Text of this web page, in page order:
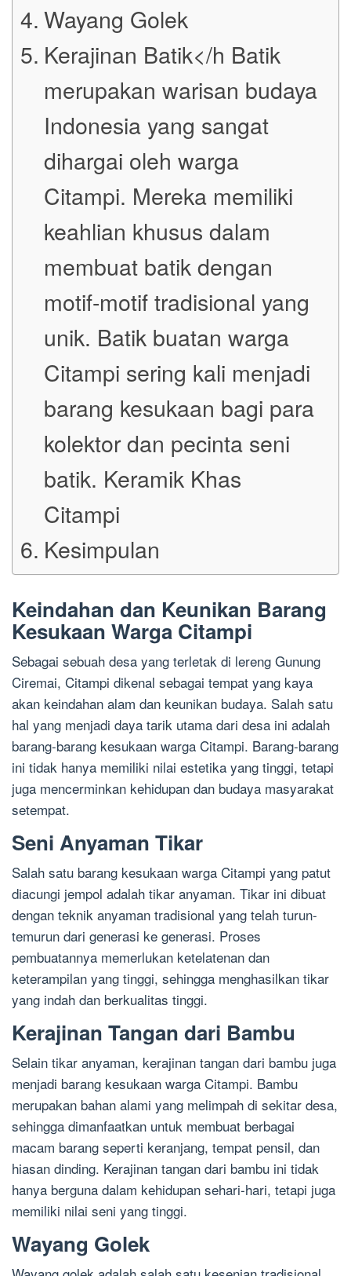
Wayang Golek
Kerajinan Batik</h Batik
merupakan warisan budaya
Indonesia yang sangat
dihargai oleh warga
Citampi. Mereka memiliki
keahlian khusus dalam
membuat batik dengan
motif-motif tradisional yang
unik. Batik buatan warga
Citampi sering kali menjadi
barang kesukaan bagi para
kolektor dan pecinta seni
batik. Keramik Khas
Citampi
Kesimpulan
Keindahan dan Keunikan Barang
Kesukaan Warga Citampi
Sebagai sebuah desa yang terletak di lereng Gunung
Ciremai, Citampi dikenal sebagai tempat yang kaya
akan keindahan alam dan keunikan budaya. Salah satu
hal yang menjadi daya tarik utama dari desa ini adalah
barang-barang kesukaan warga Citampi. Barang-barang
ini tidak hanya memiliki nilai estetika yang tinggi, tetapi
juga mencerminkan kehidupan dan budaya masyarakat
setempat.
Seni Anyaman Tikar
Salah satu barang kesukaan warga Citampi yang patut
diacungi jempol adalah tikar anyaman. Tikar ini dibuat
dengan teknik anyaman tradisional yang telah turun-
temurun dari generasi ke generasi. Proses
pembuatannya memerlukan ketelatenan dan
keterampilan yang tinggi, sehingga menghasilkan tikar
yang indah dan berkualitas tinggi.
Kerajinan Tangan dari Bambu
Selain tikar anyaman, kerajinan tangan dari bambu juga
menjadi barang kesukaan warga Citampi. Bambu
merupakan bahan alami yang melimpah di sekitar desa,
sehingga dimanfaatkan untuk membuat berbagai
macam barang seperti keranjang, tempat pensil, dan
hiasan dinding. Kerajinan tangan dari bambu ini tidak
hanya berguna dalam kehidupan sehari-hari, tetapi juga
memiliki nilai seni yang tinggi.
Wayang Golek